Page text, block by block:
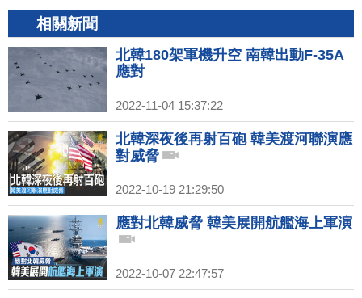
相關新聞
北韓180架軍機升空 南韓出動F-35A
應對
2022-11-04 15:37:22
北韓深夜後再射百砲 韓美渡河聯演應
對威脅
2022-10-19 21:29:50
應對北韓威脅 韓美展開航艦海上軍演
2022-10-07 22:47:57